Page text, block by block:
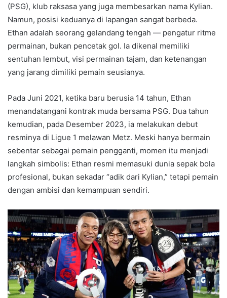
(PSG), klub raksasa yang juga membesarkan nama Kylian.
Namun, posisi keduanya di lapangan sangat berbeda.
Ethan adalah seorang gelandang tengah — pengatur ritme
permainan, bukan pencetak gol. Ia dikenal memiliki
sentuhan lembut, visi permainan tajam, dan ketenangan
yang jarang dimiliki pemain seusianya.
Pada Juni 2021, ketika baru berusia 14 tahun, Ethan
menandatangani kontrak muda bersama PSG. Dua tahun
kemudian, pada Desember 2023, ia melakukan debut
resminya di Ligue 1 melawan Metz. Meski hanya bermain
sebentar sebagai pemain pengganti, momen itu menjadi
langkah simbolis: Ethan resmi memasuki dunia sepak bola
profesional, bukan sekadar “adik dari Kylian,” tetapi pemain
dengan ambisi dan kemampuan sendiri.